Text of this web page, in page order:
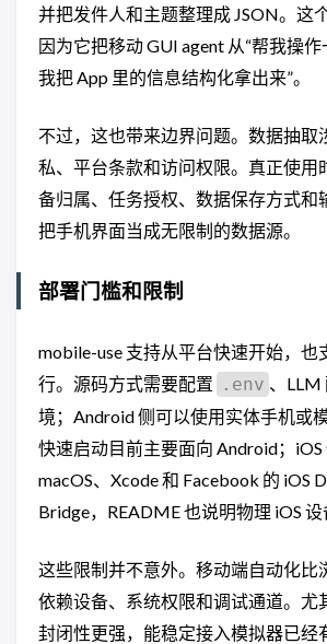
并把发件人和主题整理成 JSON。这
因为它把移动 GUI agent 从“帮我操作
我把 App 里的信息结构化拿出来”。
不过，这也带来边界问题。数据抽取
私、平台条款和访问权限。真正使用
备归属、任务授权、数据保存方式和
把手机界面当成无限制的数据源。
部署门槛和限制
mobile-use 支持从平台快速开始，也
行。源码方式需要配置
.env 、LLM
境；Android 侧可以使用实体手机或
快速启动目前主要面向 Android；iOS
macOS、Xcode 和 Facebook 的 iOS
Bridge，README 也说明物理 iOS 设
这些限制并不意外。移动端自动化比
依赖设备、系统权限和调试通道。尤
封闭性更强，能稳定接入模拟器已经